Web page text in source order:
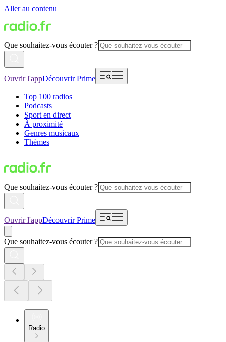
Aller au contenu
Que souhaitez-vous écouter ?
Ouvrir l'appDécouvrir Prime
Top 100 radios
Podcasts
Sport en direct
À proximité
Genres musicaux
Thèmes
Que souhaitez-vous écouter ?
Ouvrir l'appDécouvrir Prime
Que souhaitez-vous écouter ?
Radio